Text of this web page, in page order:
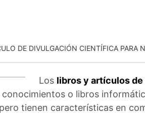
DE DIVULGACIÓN CIENTÍFICA PARA
Los libros y artículos
o libros
tienen características en